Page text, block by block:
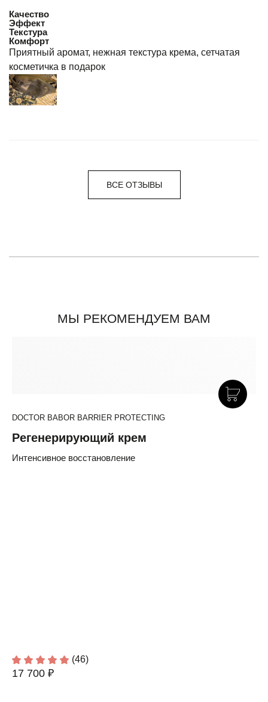
Качество
Эффект
Текстура
Комфорт
Приятный аромат, нежная текстура крема, сетчатая
косметичка в подарок
ВСЕ ОТЗЫВЫ
МЫ РЕКОМЕНДУЕМ ВАМ
DOCTOR BABOR BARRIER PROTECTING
Регенерирующий крем
Интенсивное восстановление
(46)
17 700 ₽